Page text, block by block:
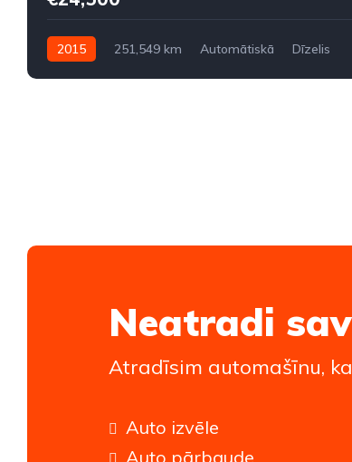
2015 251,549 km Automātiskā
Dīzelis
Neatradi
Atradīsim automašīnu,
Auto izvēle
Auto pārbaude